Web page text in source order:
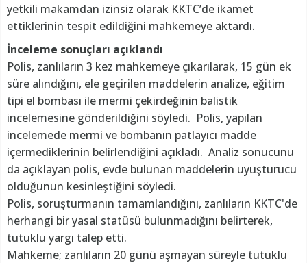
yetkili makamdan izinsiz olarak KKTC’de ikamet
ettiklerinin tespit edildiğini mahkemeye aktardı.
İnceleme sonuçları açıklandı
Polis, zanlıların 3 kez mahkemeye çıkarılarak, 15 gün ek
süre alındığını, ele geçirilen maddelerin analize, eğitim
tipi el bombası ile mermi çekirdeğinin balistik
incelemesine gönderildiğini söyledi. Polis, yapılan
incelemede mermi ve bombanın patlayıcı madde
içermediklerinin belirlendiğini açıkladı. Analiz sonucunu
da açıklayan polis, evde bulunan maddelerin uyuşturucu
olduğunun kesinleştiğini söyledi.
Polis, soruşturmanın tamamlandığını, zanlıların KKTC'de
herhangi bir yasal statüsü bulunmadığını belirterek,
tutuklu yargı talep etti.
Mahkeme; zanlıların 20 günü aşmayan süreyle tutuklu